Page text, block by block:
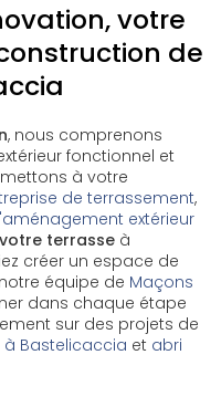
votre
de
, nous comprenons
fonctionnel et
à votre
de terrassement,
extérieur
terrasse à
créer un espace de
équipe de Maçons
dans chaque étape
sur des projets de
Bastelicaccia et abri